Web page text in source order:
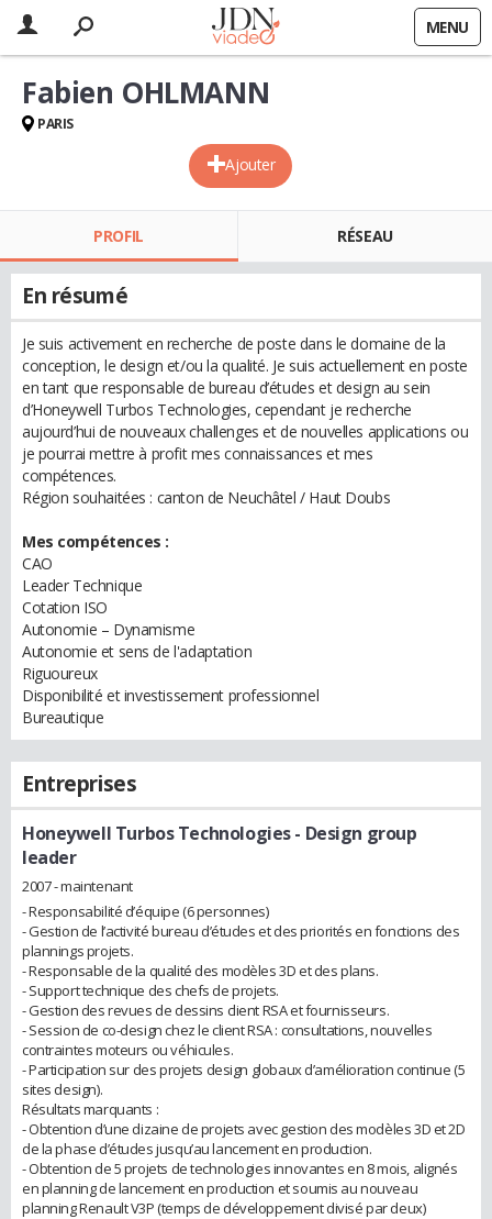
MENU
Ajouter
Fabien OHLMANN
PARIS
PROFIL RÉSEAU
En résumé
Je suis activement en recherche de poste dans le domaine de la
conception, le design et/ou la qualité. Je suis actuellement en poste
en tant que responsable de bureau d’études et design au sein
d’Honeywell Turbos Technologies, cependant je recherche
aujourd’hui de nouveaux challenges et de nouvelles applications ou
je pourrai mettre à profit mes connaissances et mes
compétences.
Région souhaitées : canton de Neuchâtel / Haut Doubs
Mes compétences :
CAO
Leader Technique
Cotation ISO
Autonomie – Dynamisme
Autonomie et sens de l'adaptation
Riguoureux
Disponibilité et investissement professionnel
Bureautique
Entreprises
Honeywell Turbos Technologies- Design group
leader
2007 - maintenant
- Responsabilité d’équipe (6 personnes)
- Gestion de l’activité bureau d’études et des priorités en fonctions des
plannings projets.
- Responsable de la qualité des modèles 3D et des plans.
- Support technique des chefs de projets.
- Gestion des revues de dessins client RSA et fournisseurs.
- Session de co-design chez le client RSA : consultations, nouvelles
contraintes moteurs ou véhicules.
- Participation sur des projets design globaux d’amélioration continue (5
sites design).
Résultats marquants :
- Obtention d’une dizaine de projets avec gestion des modèles 3D et 2D
de la phase d’études jusqu’au lancement en production.
- Obtention de 5 projets de technologies innovantes en 8 mois, alignés
en planning de lancement en production et soumis au nouveau
planning Renault V3P (temps de développement divisé par deux)